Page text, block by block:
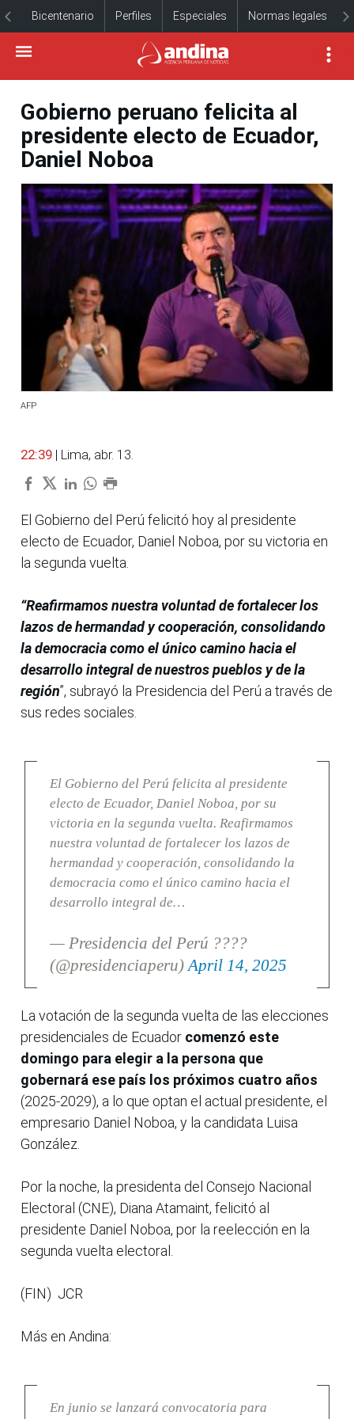
Bicentenario Perfiles Especiales Normas legales
Gobierno peruano felicita al
presidente electo de Ecuador,
Daniel Noboa
AFP
22:39 | Lima, abr. 13.
El Gobierno del Perú felicitó hoy al presidente
electo de Ecuador, Daniel Noboa, por su victoria en
la segunda vuelta.
“Reafirmamos nuestra voluntad de fortalecer los
lazos de hermandad y cooperación, consolidando
la democracia como el único camino hacia el
desarrollo integral de nuestros pueblos y de la
región”, subrayó la Presidencia del Perú a través de
sus redes sociales.
El Gobierno del Perú felicita al presidente
electo de Ecuador, Daniel Noboa, por su
victoria en la segunda vuelta. Reafirmamos
nuestra voluntad de fortalecer los lazos de
hermandad y cooperación, consolidando la
democracia como el único camino hacia el
desarrollo integral de…
— Presidencia del Perú ????
(@presidenciaperu) April 14, 2025
La votación de la segunda vuelta de las elecciones
presidenciales de Ecuador comenzó este
domingo para elegir a la persona que
gobernará ese país los próximos cuatro años
(2025-2029), a lo que optan el actual presidente, el
empresario Daniel Noboa, y la candidata Luisa
González.
Por la noche, la presidenta del Consejo Nacional
Electoral (CNE), Diana Atamaint, felicitó al
presidente Daniel Noboa, por la reelección en la
segunda vuelta electoral.
(FIN) JCR
Más en Andina:
En junio se lanzará convocatoria para